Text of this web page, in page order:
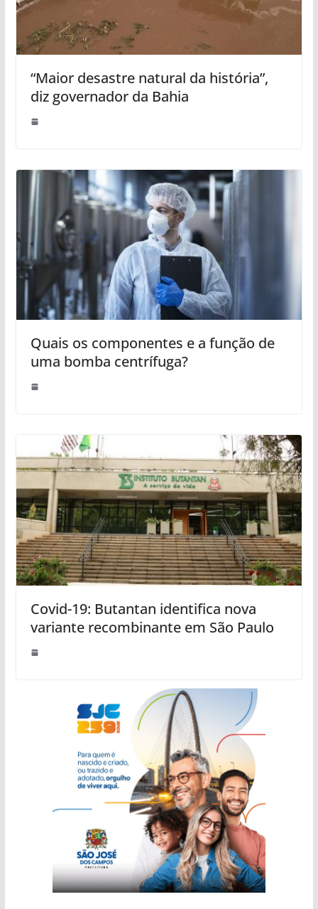
“Maior desastre natural da história”,
diz governador da Bahia
Quais os componentes e a função de
uma bomba centrífuga?
Covid-19: Butantan identifica nova
variante recombinante em São Paulo